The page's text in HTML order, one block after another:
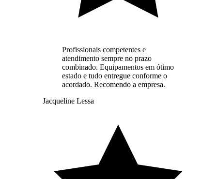
Profissionais competentes e
atendimento sempre no prazo
combinado. Equipamentos em ótimo
estado e tudo entregue conforme o
acordado. Recomendo a empresa.
Jacqueline Lessa